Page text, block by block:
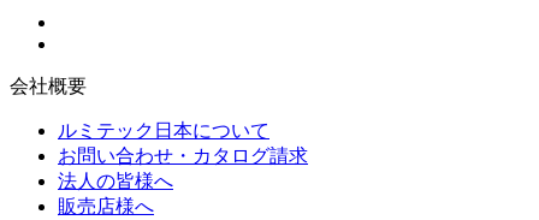
会社概要
ルミテック日本について
お問い合わせ・カタログ請求
法人の皆様へ
販売店様へ